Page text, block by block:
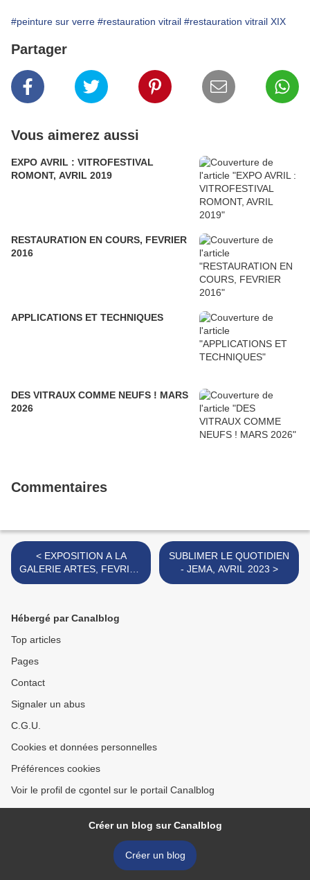
#peinture sur verre #restauration vitrail #restauration vitrail XIX
Partager
Vous aimerez aussi
EXPO AVRIL : VITROFESTIVAL
ROMONT, AVRIL 2019
RESTAURATION EN COURS, FEVRIER
2016
APPLICATIONS ET TECHNIQUES
DES VITRAUX COMME NEUFS ! MARS
2026
Commentaires
< EXPOSITION A LA
GALERIE ARTES, FEVRIER
2023
SUBLIMER LE QUOTIDIEN
- JEMA, AVRIL 2023 >
Hébergé par Canalblog
Top articles
Pages
Contact
Signaler un abus
C.G.U.
Cookies et données personnelles
Préférences cookies
Voir le profil de cgontel sur le portail Canalblog
Créer un blog sur Canalblog
Créer un blog